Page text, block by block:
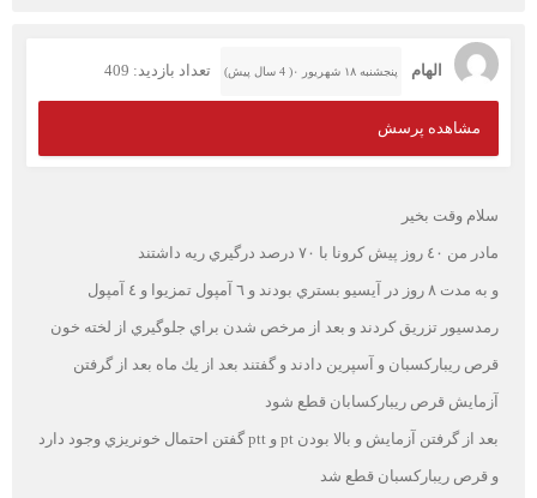
الهام پنجشنبه ۱۸ شهریور ۰( 4 سال پیش) تعداد بازدید: 409
مشاهده پرسش
سلام وقت بخير
مادر من ٤٠ روز پيش كرونا با ٧٠ درصد درگيري ريه داشتند
و به مدت ٨ روز در آيسيو بستري بودند و ٦ آمپول تمزيوا و ٤ آمپول
رمدسيور تزريق كردند و بعد از مرخص شدن براي جلوگيري از لخته خون
قرص ريباركسبان و آسپرين دادند و گفتند بعد از يك ماه بعد از گرفتن
آزمايش قرص ريباركسابان قطع شود
بعد از گرفتن آزمايش و بالا بودن pt و ptt گفتن احتمال خونريزي وجود دارد
و قرص ريباركسبان قطع شد